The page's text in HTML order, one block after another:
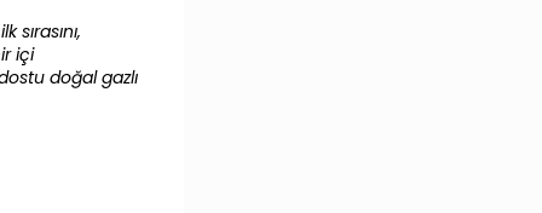
sırasını,
içi
doğal gazlı